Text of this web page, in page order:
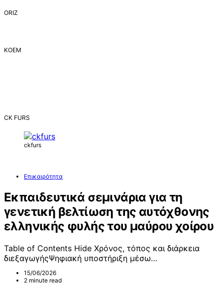
ORIZ
ΚΟΕΜ
CK FURS
ckfurs
Επικαιρότητα
Εκπαιδευτικά σεμινάρια για τη
γενετική βελτίωση της αυτόχθονης
ελληνικής φυλής του μαύρου χοίρου
Table of Contents Hide Χρόνος, τόπος και διάρκεια
διεξαγωγήςΨηφιακή υποστήριξη μέσω…
15/06/2026
2 minute read